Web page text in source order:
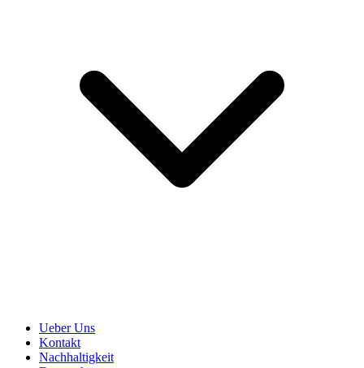
Ueber Uns
Kontakt
Nachhaltigkeit